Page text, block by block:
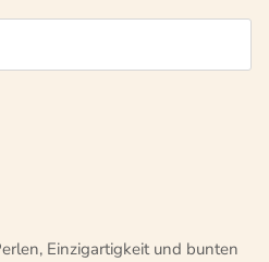
Einzigartigkeit und bunten